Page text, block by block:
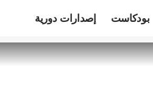
بودكاست إصدارات دورية